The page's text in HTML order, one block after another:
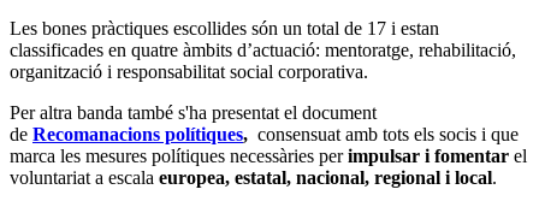
Les bones pràctiques escollides són un total de 17 i estan
classificades en quatre àmbits d’actuació: mentoratge, rehabilitació,
organització i responsabilitat social corporativa.
Per altra banda també s'ha presentat el document
de Recomanacions polítiques, consensuat amb tots els socis i que
marca les mesures polítiques necessàries perimpulsar i fomentar el
voluntariat a escala europea, estatal, nacional, regional i local.